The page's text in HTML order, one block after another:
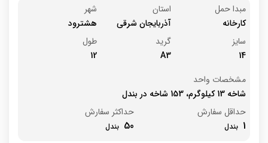
مبدا حمل
کارخانه
استان
آذربایجان شرقی
شهر
هشترود
سایز
14
گرید
A3
طول
12
مشخصات واحد
شاخه 13 کیلوگرم، 153 شاخه در بندل
حداقل سفارش
1
حداکثر سفارش
50